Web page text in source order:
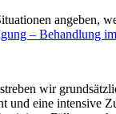
angeben,
– Behandlung
wir
eine intensive